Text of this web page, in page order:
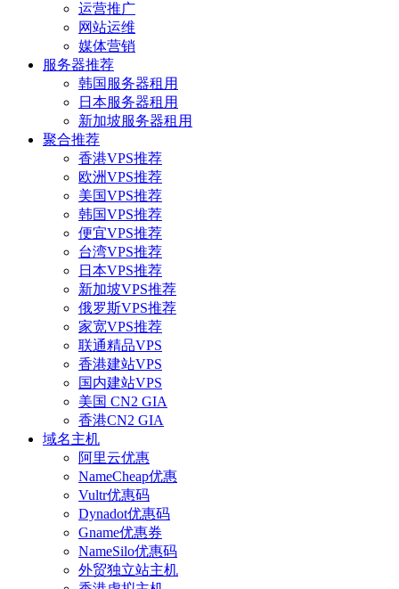
运营推广
网站运维
媒体营销
服务器推荐
韩国服务器租用
日本服务器租用
新加坡服务器租用
聚合推荐
香港VPS推荐
欧洲VPS推荐
美国VPS推荐
韩国VPS推荐
便宜VPS推荐
台湾VPS推荐
日本VPS推荐
新加坡VPS推荐
俄罗斯VPS推荐
家宽VPS推荐
联通精品VPS
香港建站VPS
国内建站VPS
美国 CN2 GIA
香港CN2 GIA
域名主机
阿里云优惠
NameCheap优惠
Vultr优惠码
Dynadot优惠码
Gname优惠券
NameSilo优惠码
外贸独立站主机